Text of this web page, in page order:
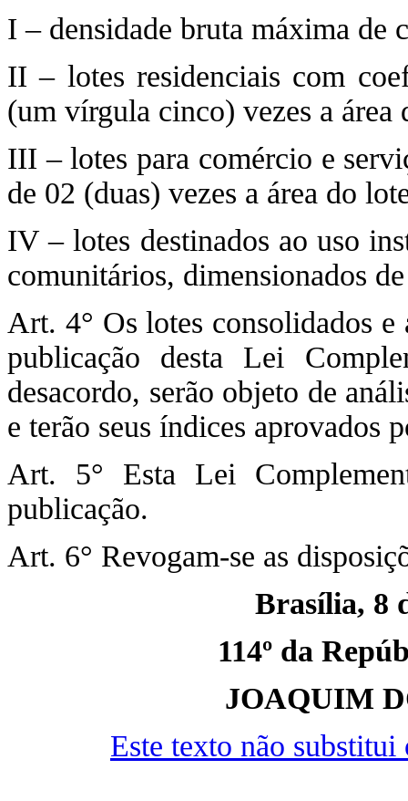
I – densidade bruta máxima de
II – lotes residenciais com
(um vírgula cinco) vezes a área
III – lotes para comércio e
de 02 (duas) vezes a área do
IV – lotes destinados ao uso
comunitários, dimensionados
Art. 4° Os lotes consolidados e
publicação desta Lei
desacordo, serão objeto de
e terão seus índices aprovados
Art. 5° Esta Lei
publicação.
Art. 6° Revogam-se as
Brasília, 8
114º da
JOAQUIM
Este texto não